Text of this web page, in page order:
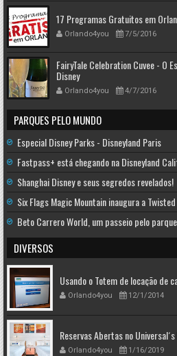
17 Programas Gratuitos em
Orlando4you 7/5/2016
FairyTale Celebration Cuvee - O
Disney
Orlando4you 4/7/2016
PARQUES PELO MUNDO
Especial Disney Parks - Disneyland Paris
Fastpass+ está chegando na Disneyland
Shanghai Disney e seus segredos revelados!
Six Flags Magic Mountain inaugura a
Beto Carrero World, um passeio pelo
DIVERSOS
Usando o Totem de locação de
Orlando4you 12/1/2014
Reservas Abertas no
Orlando4you 1/16/2019